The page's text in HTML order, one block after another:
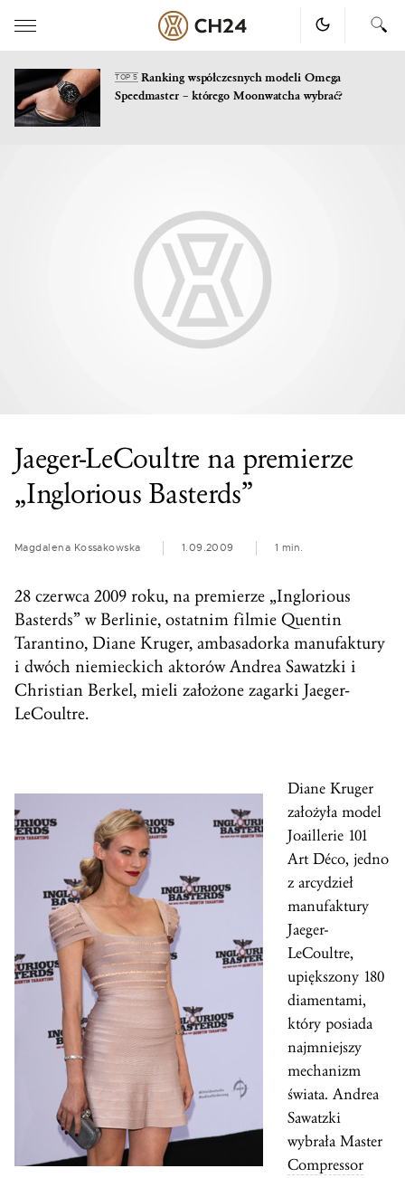
TOP 5Ranking współczesnych modeli Omega
Speedmaster – którego Moonwatcha wybrać?
Jaeger-LeCoultre na premierze
„Inglorious Basterds”
Magdalena Kossakowska 1.09.2009 1 min.
28 czerwca 2009 roku, na premierze „Inglorious
Basterds” w Berlinie, ostatnim filmie Quentin
Tarantino, Diane Kruger, ambasadorka manufaktury
i dwóch niemieckich aktorów Andrea Sawatzki i
Christian Berkel, mieli założone zagarki Jaeger-
LeCoultre.
Diane Kruger
założyła model
Joaillerie 101
Art Déco, jedno
z arcydzieł
manufaktury
Jaeger-
LeCoultre,
upiększony 180
diamentami,
który posiada
najmniejszy
mechanizm
świata. Andrea
Sawatzki
wybrała Master
Compressor